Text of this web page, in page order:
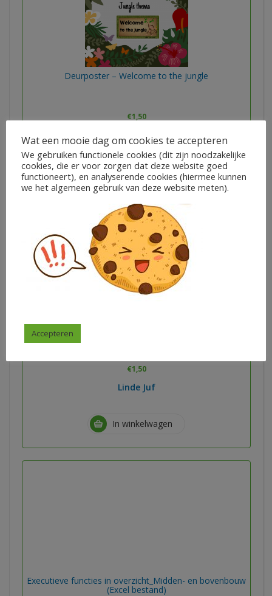
Deurposter – Welcome to the jungle
€1,50
Juf Marloesf
In winkelwagen
€1,50
Linde Juf
In winkelwagen
Executieve functies in overzicht_Midden- en bovenbouw
(Excel bestand)
Wat een mooie dag om cookies te accepteren
We gebruiken functionele cookies (dit zijn noodzakelijke
cookies, die er voor zorgen dat deze website goed
functioneert), en analyserende cookies (hiermee kunnen
we het algemeen gebruik van deze website meten).
Accepteren